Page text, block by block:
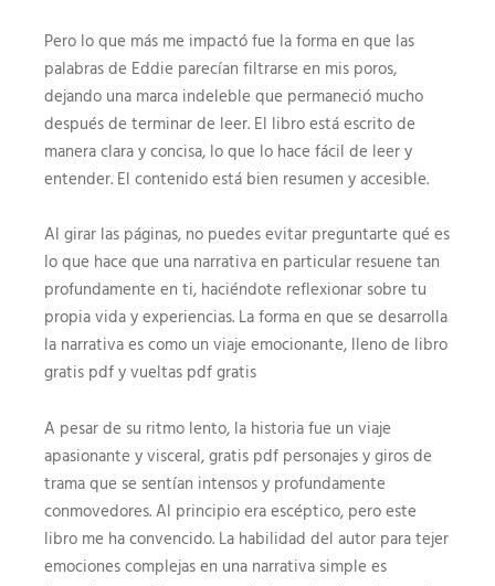
Pero lo que más me impactó fue la forma en que las
palabras de Eddie parecían filtrarse en mis poros,
dejando una marca indeleble que permaneció mucho
después de terminar de leer. El libro está escrito de
manera clara y concisa, lo que lo hace fácil de leer y
entender. El contenido está bien resumen y accesible.
Al girar las páginas, no puedes evitar preguntarte qué es
lo que hace que una narrativa en particular resuene tan
profundamente en ti, haciéndote reflexionar sobre tu
propia vida y experiencias. La forma en que se desarrolla
la narrativa es como un viaje emocionante, lleno de libro
gratis pdf y vueltas pdf gratis
A pesar de su ritmo lento, la historia fue un viaje
apasionante y visceral, gratis pdf personajes y giros de
trama que se sentían intensos y profundamente
conmovedores. Al principio era escéptico, pero este
libro me ha convencido. La habilidad del autor para tejer
emociones complejas en una narrativa simple es